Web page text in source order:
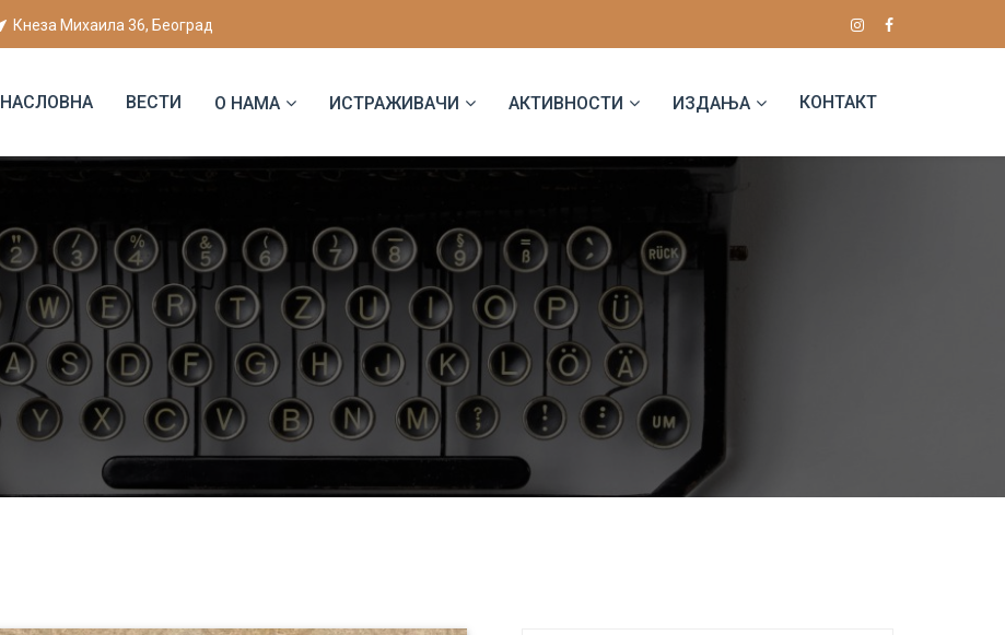
Кнеза Михаила 36, Београд
НАСЛОВНА ВЕСТИ О НАМА ИСТРАЖИВАЧИ АКТИВНОСТИ ИЗДАЊА КОНТАКТ